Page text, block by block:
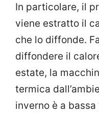
In particolare, il
viene estratto il
che lo diffonde.
diffondere il
estate, la
termica
inverno è a